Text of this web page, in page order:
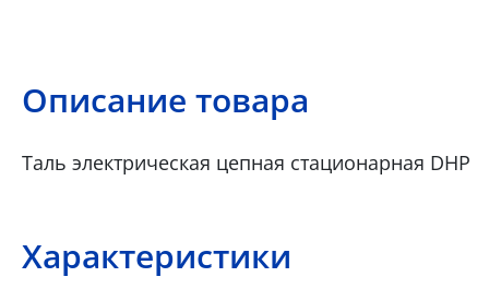
Описание товара
Таль электрическая цепная стационарная DHP
Характеристики